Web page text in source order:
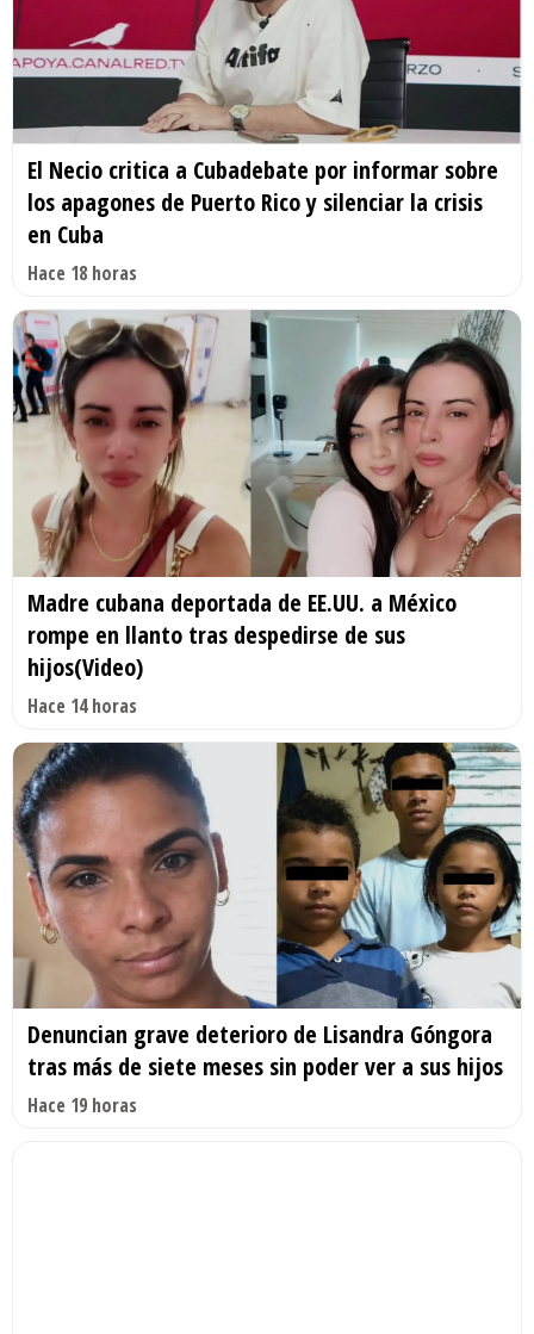
El Necio critica a Cubadebate por informar sobre
los apagones de Puerto Rico y silenciar la crisis
en Cuba
Hace 18 horas
Madre cubana deportada de EE.UU. a México
rompe en llanto tras despedirse de sus
hijos(Video)
Hace 14 horas
Denuncian grave deterioro de Lisandra Góngora
tras más de siete meses sin poder ver a sus hijos
Hace 19 horas